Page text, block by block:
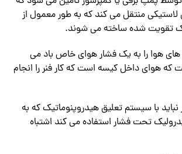
لاستیکی منتقل می کند که به طور معمول از
تقویت شده ساخته می شوند.
هوا را به یک فشار هوای خاص باد می
که هوای داخل کیسه است که کار فنر را انجام
با سیستم تعلیق هیدروپنوماتیک که به
تحت فشار استفاده می کند اشتباه